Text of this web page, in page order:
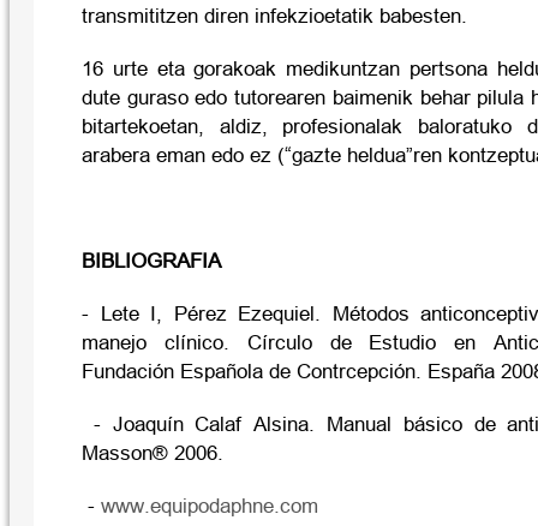
transmititzen diren infekzioetatik babesten.
16 urte eta gorakoak medikuntzan pertsona
dute guraso edo tutorearen baimenik behar pilula
bitartekoetan, aldiz, profesionalak baloratuko
arabera eman edo ez (“gazte heldua”ren
BIBLIOGRAFIA
- Lete I, Pérez Ezequiel. Métodos
manejo clínico. Círculo de Estudio en
Fundación Española de Contrcepción. España
- Joaquín Calaf Alsina. Manual básico de
Masson® 2006.
- www.equipodaphne.com